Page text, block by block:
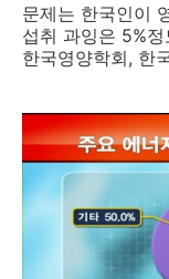
문제는 한국인이
섭취 과잉은 5%정
한국영양학회, 한